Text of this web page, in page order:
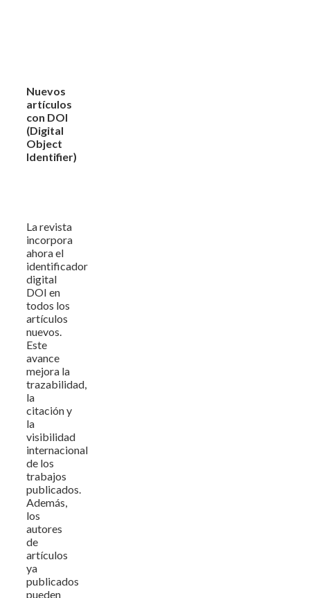
Nuevos
artículos
con DOI
(Digital
Object
Identifier)
La revista
incorpora
ahora el
identificador
digital
DOI en
todos los
artículos
nuevos.
Este
avance
mejora la
trazabilidad,
la
citación y
la
visibilidad
internacional
de los
trabajos
publicados.
Además,
los
autores
de
artículos
ya
publicados
pueden